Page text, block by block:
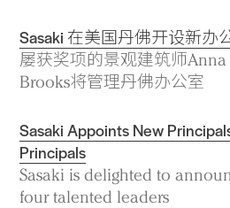
Sasaki 在美国丹佛开设新办
屡获奖项的景观建筑师Anna
Brooks将管理丹佛办公室
Sasaki Appoints New
Principals
Sasaki is delighted to
four talented leaders